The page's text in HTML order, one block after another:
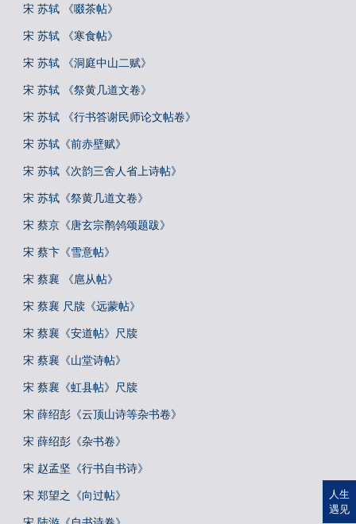
宋 苏轼 《啜茶帖》
宋 苏轼 《寒食帖》
宋 苏轼 《洞庭中山二赋》
宋 苏轼 《祭黄几道文卷》
宋 苏轼 《行书答谢民师论文帖卷》
宋 苏轼《前赤壁赋》
宋 苏轼《次韵三舍人省上诗帖》
宋 苏轼《祭黄几道文卷》
宋 蔡京《唐玄宗鹡鸰颂题跋》
宋 蔡卞《雪意帖》
宋 蔡襄 《扈从帖》
宋 蔡襄 尺牍《远蒙帖》
宋 蔡襄《安道帖》尺牍
宋 蔡襄《山堂诗帖》
宋 蔡襄《虹县帖》尺牍
宋 薛绍彭《云顶山诗等杂书卷》
宋 薛绍彭《杂书卷》
宋 赵孟坚《行书自书诗》
宋 郑望之《向过帖》
人生
遇见